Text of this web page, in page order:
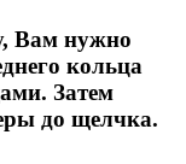
Вам нужно
кольца
Затем
до щелчка.